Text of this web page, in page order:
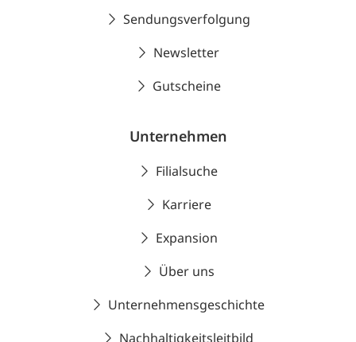
Sendungsverfolgung
Newsletter
Gutscheine
Unternehmen
Filialsuche
Karriere
Expansion
Über uns
Unternehmensgeschichte
Nachhaltigkeitsleitbild